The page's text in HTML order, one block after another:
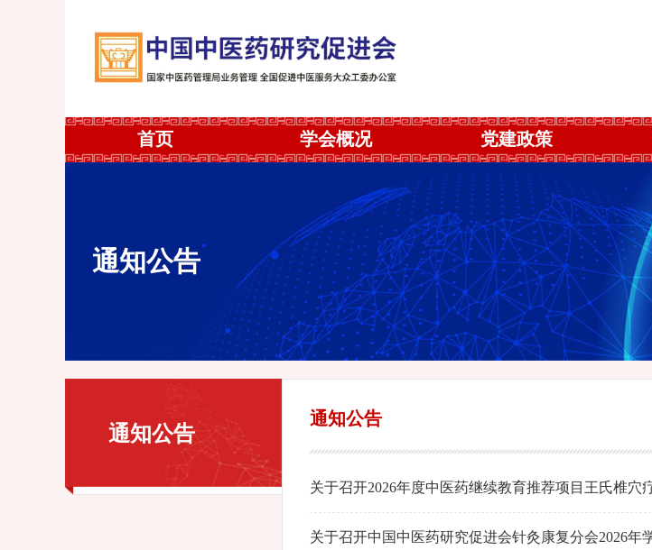
首页 学会概况 党建政策
通知公告
通知公告
通知公告
关于召开2026年度中医药继续教育推荐项目王氏椎
关于召开中国中医药研究促进会针灸康复分会2026年